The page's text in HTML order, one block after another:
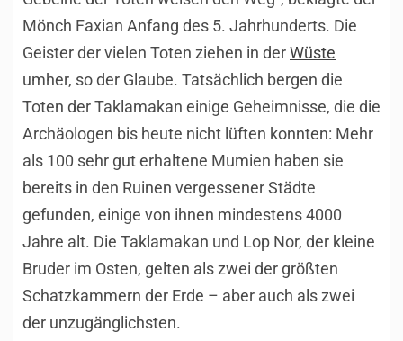
Mönch Faxian Anfang des 5. Jahrhunderts. Die
Geister der vielen Toten ziehen in derWüste
umher, so der Glaube. Tatsächlich bergen die
Toten der Taklamakan einige Geheimnisse, die die
Archäologen bis heute nicht lüften konnten: Mehr
als 100 sehr gut erhaltene Mumien haben sie
bereits in den Ruinen vergessener Städte
gefunden, einige von ihnen mindestens 4000
Jahre alt. Die Taklamakan und Lop Nor, der kleine
Bruder im Osten, gelten als zwei der größten
Schatzkammern der Erde – aber auch als zwei
der unzugänglichsten.